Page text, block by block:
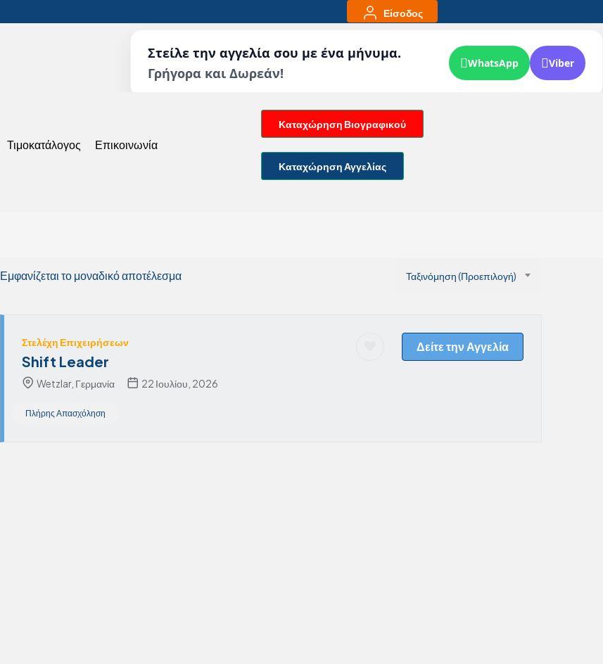
Είσοδος
Στείλε την αγγελία σου με ένα μήνυμα.
Γρήγορα και Δωρεάν!
WhatsApp Viber
Τιμοκατάλογος Επικοινωνία
Καταχώρηση Βιογραφικού
Καταχώρηση Αγγελίας
Εμφανίζεται το μοναδικό αποτέλεσμα Ταξινόμηση (Προεπιλογή)
Στελέχη Επιχειρήσεων
Shift Leader
Δείτε την Αγγελία
Wetzlar, Γερμανία 22 Ιουλίου, 2026
Πλήρης Απασχόληση